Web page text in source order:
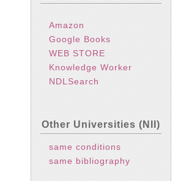
Amazon
Google Books
WEB STORE
Knowledge Worker
NDLSearch
Other Universities (NII)
same conditions
same bibliography